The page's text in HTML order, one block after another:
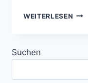
WEITERLESEN DIE
Suchen